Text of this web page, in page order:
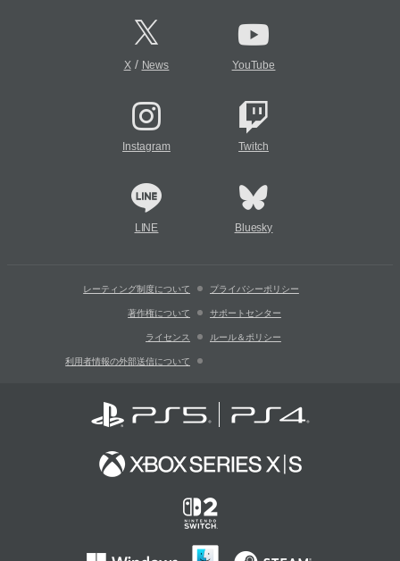
X/ News YouTube
Instagram Twitch
LINE Bluesky
レーティング制度について プライバシーポリシー
著作権について サポートセンター
ライセンス ルール＆ポリシー
利用者情報の外部送信について